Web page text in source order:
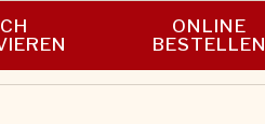
ONLINE
BESTELLEN